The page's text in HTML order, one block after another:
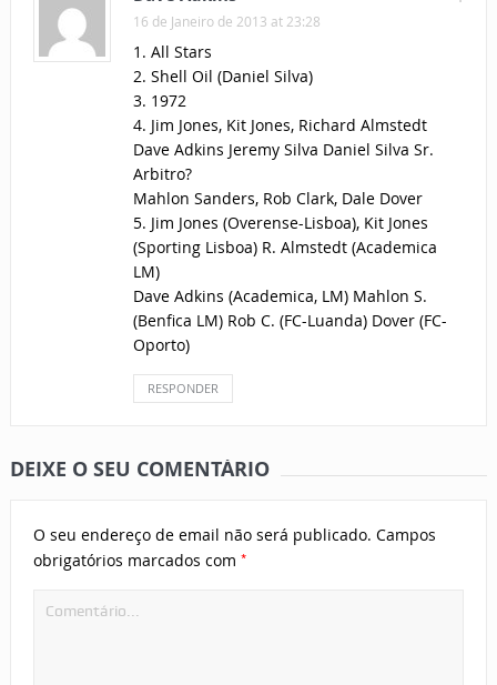
16 de Janeiro de 2013 at 23:28
1. All Stars
2. Shell Oil (Daniel Silva)
3. 1972
4. Jim Jones, Kit Jones, Richard Almstedt
Dave Adkins Jeremy Silva Daniel Silva Sr.
Arbitro?
Mahlon Sanders, Rob Clark, Dale Dover
5. Jim Jones (Overense-Lisboa), Kit Jones
(Sporting Lisboa) R. Almstedt (Academica
LM)
Dave Adkins (Academica, LM) Mahlon S.
(Benfica LM) Rob C. (FC-Luanda) Dover (FC-
Oporto)
RESPONDER
DEIXE O SEU COMENTÁRIO
O seu endereço de email não será publicado. Campos
obrigatórios marcados com *